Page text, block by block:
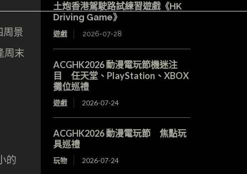
周景
周末
的
土炮香港駕駛路試練習遊戲《HK
Driving Game》
遊戲 2026-07-28
ACGHK2026 動漫電玩節機迷注
目 任天堂、PlayStation、XBOX
攤位巡禮
遊戲 2026-07-24
ACGHK2026 動漫電玩節 焦點玩
具巡禮
玩物 2026-07-24